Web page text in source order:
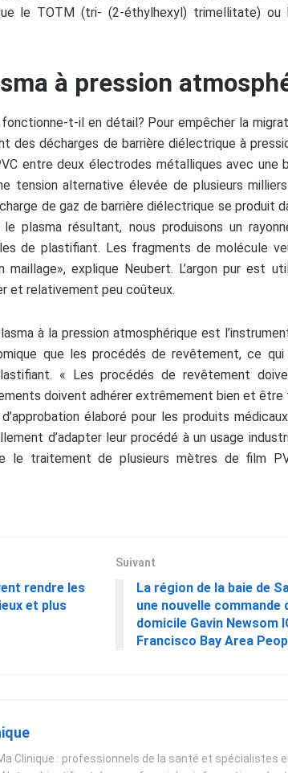
le TOTM (tri- (2-éthylhexyl) trimellitate) ou
à pression
t-il en détail? Pour empêcher la
des décharges de barrière diélectrique à
entre deux électrodes métalliques avec une
tension alternative élevée de plusieurs
de gaz de barrière diélectrique se produit
plasma résultant, nous produisons un
de plastifiant. Les fragments de molécule
explique Neubert. L’argon pur est
et relativement peu coûteux.
à la pression atmosphérique est
que les procédés de revêtement, ce qui
« Les procédés de revêtement
doivent adhérer extrêmement bien et être
élaboré pour les produits
d’adapter leur procédé à un usage
le traitement de plusieurs mètres de film
rendre les
et plus
Suivant
La région de la baie de
une nouvelle commande
domicile Gavin Newsom
Francisco Bay Area
Ma Clinique : professionnels de la santé et spécialistes